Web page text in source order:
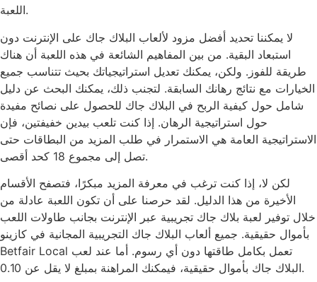
اللعبة.
لا يمكننا تحديد أفضل مزود لألعاب البلاك جاك على الإنترنت دون
استبعاد البقية. من بين المفاهيم الشائعة في هذه اللعبة أن هناك
طريقة للفوز. ولكن، يمكنك تعديل استراتيجياتك بحيث تتناسب جميع
الخيارات مع نتائج رهانك السابقة. لتجنب ذلك، يمكنك البحث عن دليل
شامل حول كيفية الربح في البلاك جاك للحصول على نصائح مفيدة
حول استراتيجية الرهان. إذا كنت تلعب بيدين خفيفتين، فإن
الاستراتيجية العامة هي الاستمرار في طلب المزيد من البطاقات حتى
تصل إلى مجموع 18 كحد أقصى.
لكن لا، إذا كنت ترغب في معرفة المزيد مبكرًا، فتصفح الأقسام
الأخيرة من هذا الدليل. لقد حرصنا على أن تكون اللعبة عادلة من
خلال توفير لعبة بلاك جاك تجريبية عبر الإنترنت بجانب طاولات اللعب
بأموال حقيقية. جميع ألعاب البلاك جاك التجريبية المجانية في كازينو
Betfair Local تعمل بكامل طاقتها دون أي رسوم. أما عند لعب
البلاك جاك بأموال حقيقية، فيمكنك المراهنة بمبلغ لا يقل عن 0.10.